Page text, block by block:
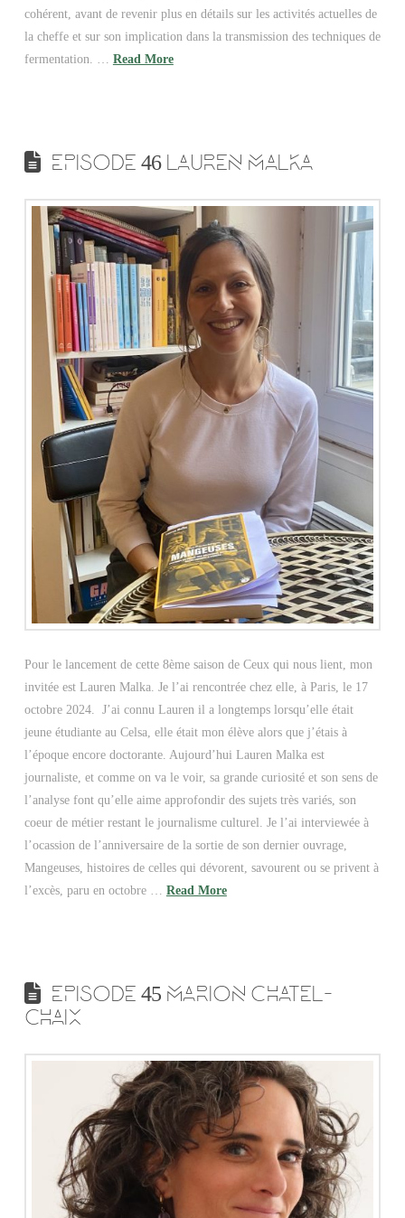
cohérent, avant de revenir plus en détails sur les activités actuelles de
la cheffe et sur son implication dans la transmission des techniques de
fermentation. … Read More
EPISODE 46 LAUREN MALKA
Pour le lancement de cette 8ème saison de Ceux qui nous lient, mon
invitée est Lauren Malka. Je l’ai rencontrée chez elle, à Paris, le 17
octobre 2024. J’ai connu Lauren il a longtemps lorsqu’elle était
jeune étudiante au Celsa, elle était mon élève alors que j’étais à
l’époque encore doctorante. Aujourd’hui Lauren Malka est
journaliste, et comme on va le voir, sa grande curiosité et son sens de
l’analyse font qu’elle aime approfondir des sujets très variés, son
coeur de métier restant le journalisme culturel. Je l’ai interviewée à
l’ocassion de l’anniversaire de la sortie de son dernier ouvrage,
Mangeuses, histoires de celles qui dévorent, savourent ou se privent à
l’excès, paru en octobre … Read More
EPISODE 45 MARION CHATEL-
CHAIX